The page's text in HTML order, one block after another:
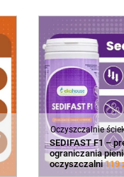
Oczyszczalnie
SEDIFAST F1 –
ograniczania
oczyszczalni119